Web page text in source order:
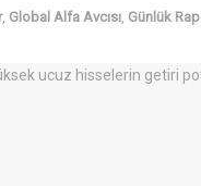
, Global Alfa Avcısı Günlük